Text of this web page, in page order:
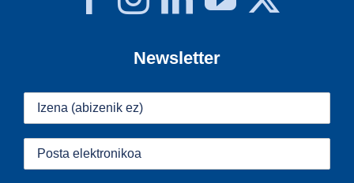
Newsletter